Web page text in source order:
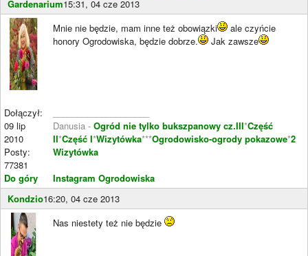
Gardenarium15:31, 04 cze 2013
Dołączył:
09 lip
2010
Posty:
77381
Do góry
Mnie nie będzie, mam inne też obowiązki
ale czyńcie
honory Ogrodowiska, będzie dobrze.
Jak zawsze
Danusia - Ogród nie tylko bukszpanowy cz.III*Część
II*Część I*Wizytówka***Ogrodowisko-ogrody pokazowe*2
Wizytówka
Instagram Ogrodowiska
Kondzio16:20, 04 cze 2013
Nas niestety też nie będzie